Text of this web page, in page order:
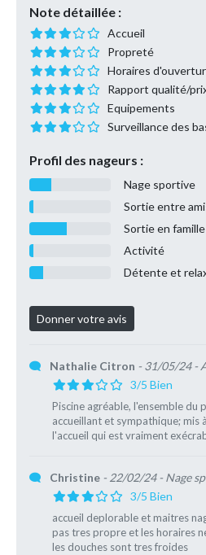
Note détaillée :
Accueil
Propreté
Horaires
Rapport qualité/
Equipements
Surveillance des
Profil des nageurs :
Nage sportive
Sortie entre
Sortie en famille
Activité
Détente et
Nathalie Citron - 31/05/24-
3/5 Bien
Piscine agréable, l'ensemble du
accueillant et sympathique; mis
l'accueil qui est vraiment
Christine - 22/02/24- Nage
3/5 Bien
accueil deplorable et maitres
pas tres propre et les horaires
les douches sont tres froides